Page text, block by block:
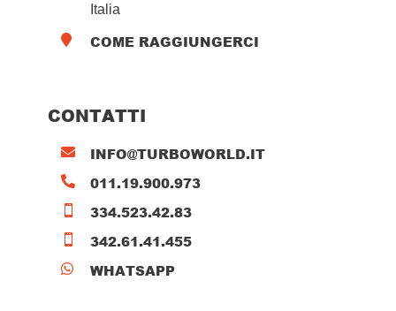
Italia
 COME RAGGIUNGERCI
CONTATTI
 INFO@TURBOWORLD.IT
 011.19.900.973
 334.523.42.83
 342.61.41.455
 WHATSAPP